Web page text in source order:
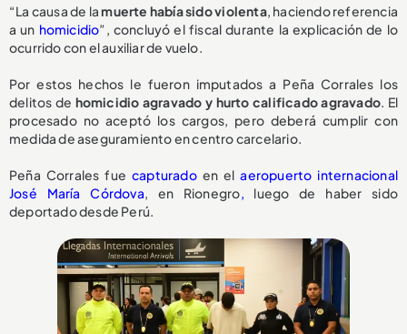
“La causa de lamuerte había sido violenta, haciendo referencia
a un homicidio”, concluyó el fiscal durante la explicación de lo
ocurrido con el auxiliar de vuelo.
Por estos hechos le fueron imputados a Peña Corrales los
delitos de homicidio agravado y hurto calificado agravado. El
procesado no aceptó los cargos, pero deberá cumplir con
medida de aseguramiento en centro carcelario.
Peña Corrales fue capturadoen elaeropuerto internacional
José María Córdova, en Rionegro, luego de haber sido
deportado desde Perú.